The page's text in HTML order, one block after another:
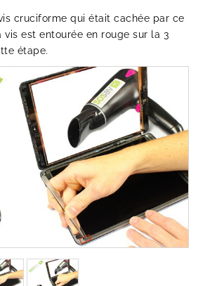
cruciforme qui était cachée par ce
vis est entourée en rouge sur la 3
étape.